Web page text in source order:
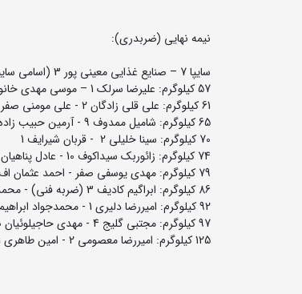
نیمه نهایی (ضربدری):
سایپا 7 – صنایع غذایی معینی پور 3 (اسامی سایپا در ابتدا آمده است)
57 کیلوگرم: علیرضا سرلک 1 – موسی مهدی خانوف 6
61 کیلوگرم: علی قلی زادگان 2 - علی مومنی صفر
65 کیلوگرم: شامیل ممدوف 9 - آرمین حبیب زاده صفر
70 کیلوگرم: سینا خلیلی 2 - قربان شیرایف 1
74 کیلوگرم: زائوربک سیداکوف 10 - عادل پناهیان 3
79 کیلوگرم: مهدی یوسفی صفر - احمد عثمان اف 7 (ضربه فنی)
86 کیلوگرم: ابراگیم کادیف 3 (ضربه فنی) - محمدرضا علی بخشی صفر
92 کیلوگرم: امیررضا دلیری 1 - محمدجواد ابراهیمی، برنده 1
97 کیلوگرم: مجتبی گلیج 4 - مهدی حاجیلوئیان صفر
125 کیلوگرم: امیررضا معصومی 2 - امین طاهری 1